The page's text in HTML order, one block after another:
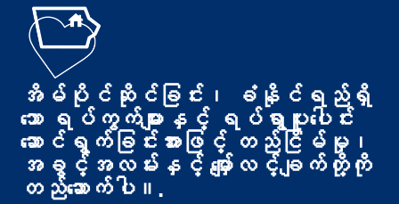
အိမ်ပိုင်ဆိုင်ခြင်း၊ ခံနိုင်ရည်ရှိ
သော ရပ်ကွက်များနှင့် ရပ်ရွာပူးပေါင်း
ဆောင်ရွက်ခြင်းအားဖြင့် တည်ငြိမ်မှု၊
အခွင့်အလမ်းနှင့် မျှော်လင့်ချက်တို့ကို
တည်ဆောက်ပါ။.